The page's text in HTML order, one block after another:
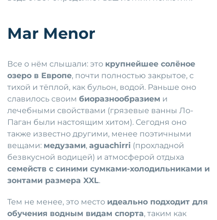
Mar Menor
Все о нём слышали: это крупнейшее солёное
озеро в Европе, почти полностью закрытое, с
тихой и тёплой, как бульон, водой. Раньше оно
славилось своим биоразнообразием и
лечебными свойствами (грязевые ванны Ло-
Паган были настоящим хитом). Сегодня оно
также известно другими, менее поэтичными
вещами: медузами, aguachirri (прохладной
безвкусной водицей) и атмосферой отдыха
семейств с синими сумками-холодильниками и
зонтами размера XXL.
Тем не менее, это место идеально подходит для
обучения водным видам спорта, таким как